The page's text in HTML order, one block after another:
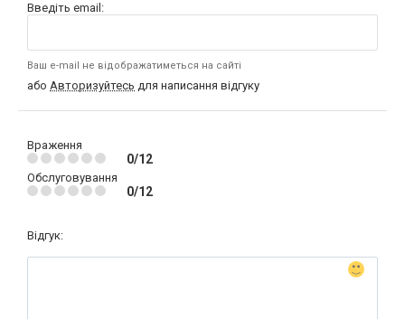
Введіть email:
Ваш e-mail не відображатиметься на сайті
або Авторизуйтесь для написання відгуку
Враження
0/12
Обслуговування
0/12
Відгук: